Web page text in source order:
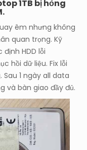
1TB bị hỏng
êm nhưng không
quan trọng. Kỹ
HDD lỗi
hồi dữ liệu. Fix lỗi
1 ngày all data
và bàn giao đầy đủ.